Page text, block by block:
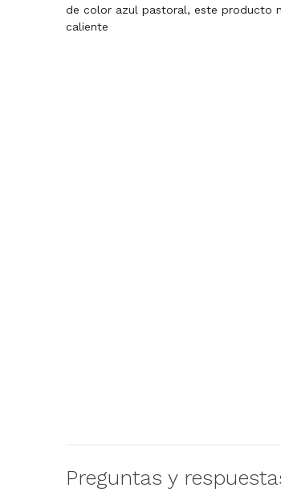
de color azul pastoral, este producto
caliente
Preguntas y